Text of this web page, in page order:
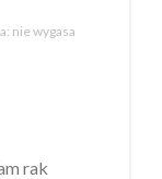
nie wygasa
rak